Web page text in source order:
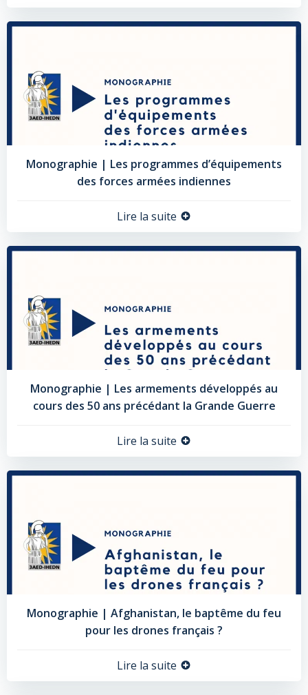
Monographie | Les programmes d’équipements
des forces armées indiennes
Lire la suite
Monographie | Les armements développés au
cours des 50 ans précédant la Grande Guerre
Lire la suite
Monographie | Afghanistan, le baptême du feu
pour les drones français ?
Lire la suite